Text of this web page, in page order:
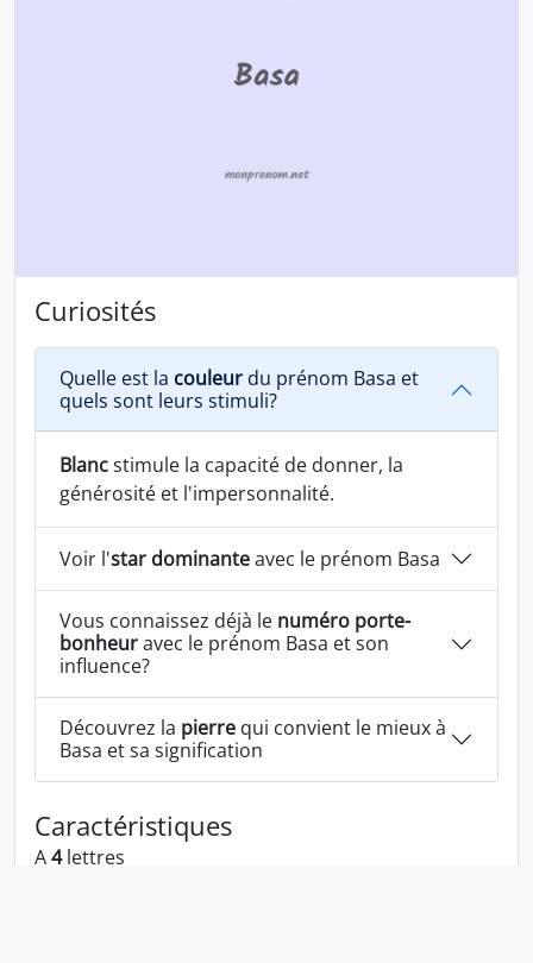
Curiosités
Quelle est la couleur du prénom Basa et
quels sont leurs stimuli?
Blancstimule la capacité de donner, la
générosité et l'impersonnalité.
Voir l'star dominanteavec le prénom Basa
Vous connaissez déjà le numéro porte-
bonheuravec le prénom Basa et son
influence?
Découvrez la pierre qui convient le mieux à
Basa et sa signification
Caractéristiques
A4lettres